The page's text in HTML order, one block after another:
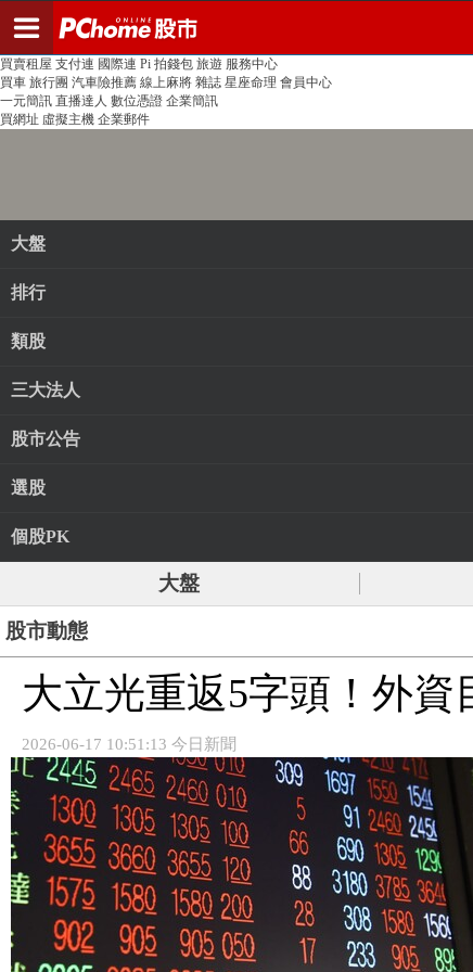
PChome首頁 線上購物 24h購物 書店
買賣租屋 支付連 國際連 Pi 拍錢包 旅遊 服務中心
買車 旅行團 汽車險推薦 線上麻將 雜誌 星座命理 會員中心
一元簡訊 直播達人 數位憑證 企業簡訊
買網址 虛擬主機 企業郵件
大盤
排行
類股
三大法人
股市公告
選股
個股PK
大盤
股市動態
大立光重返5字頭！外資
2026-06-17 10:51:13 今日新聞